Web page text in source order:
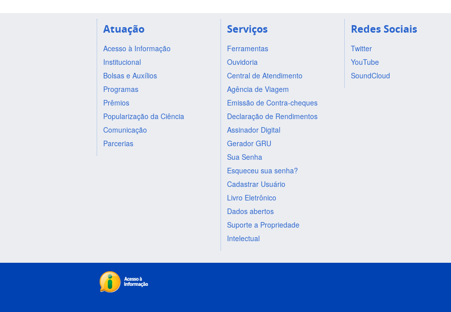
Atuação
Acesso à Informação
Institucional
Bolsas e Auxílios
Programas
Prêmios
Popularização da Ciência
Comunicação
Parcerias
Serviços
Ferramentas
Ouvidoria
Central de Atendimento
Agência de Viagem
Emissão de Contra-cheques
Declaração de Rendimentos
Assinador Digital
Gerador GRU
Sua Senha
Esqueceu sua senha?
Cadastrar Usuário
Livro Eletrônico
Dados abertos
Suporte a Propriedade
Intelectual
Redes Sociais
Twitter
YouTube
SoundCloud